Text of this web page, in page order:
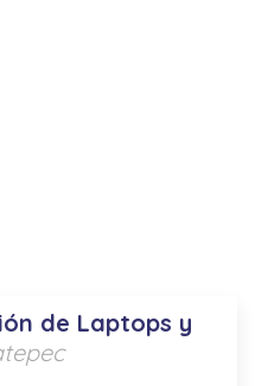
de Laptops y